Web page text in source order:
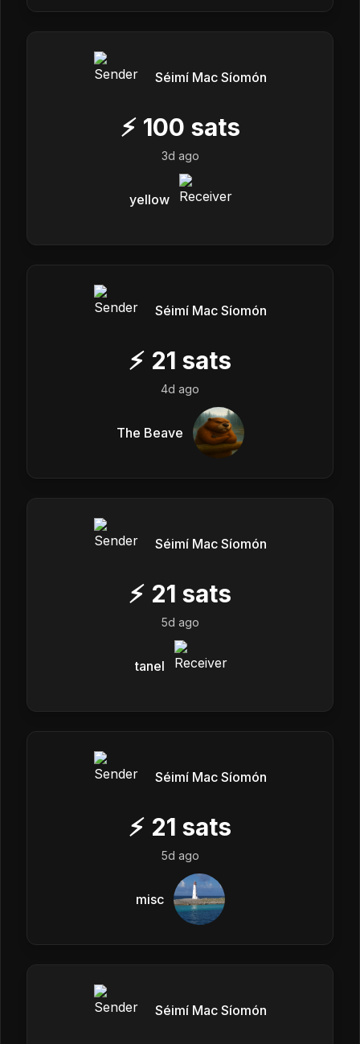
Séimí Mac Síomón
⚡ 100 sats
3d ago
yellow
Séimí Mac Síomón
⚡ 21 sats
4d ago
The Beave
Séimí Mac Síomón
⚡ 21 sats
5d ago
tanel
Séimí Mac Síomón
⚡ 21 sats
5d ago
misc
Séimí Mac Síomón